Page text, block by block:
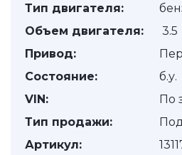
Тип двигателя:
Объем двигателя:
3.5
Привод:
Состояние:
б.у.
VIN:
По
Тип продажи:
Артикул: